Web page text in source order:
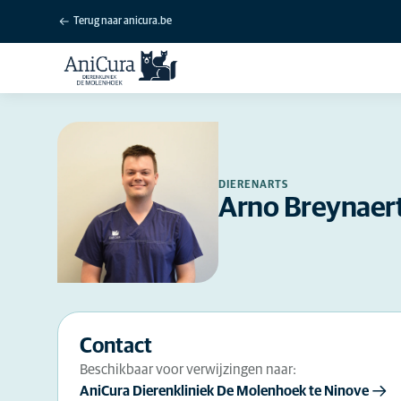
Terug naar anicura.be
DIERENARTS
Arno
Contact
Beschikbaar voor verwijzingen naar:
AniCura Dierenkliniek De Molenhoek te Ninove